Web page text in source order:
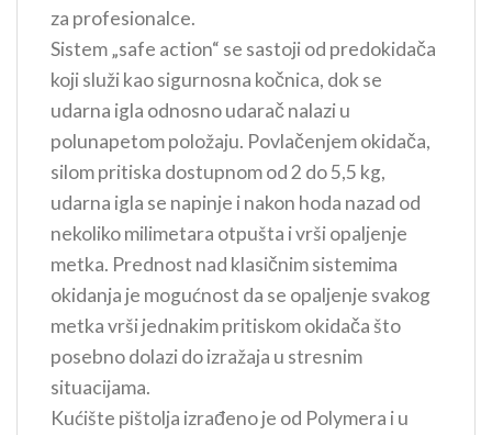
za profesionalce.
Sistem „safe action“ se sastoji od predokidača
koji služi kao sigurnosna kočnica, dok se
udarna igla odnosno udarač nalazi u
polunapetom položaju. Povlačenjem okidača,
silom pritiska dostupnom od 2 do 5,5 kg,
udarna igla se napinje i nakon hoda nazad od
nekoliko milimetara otpušta i vrši opaljenje
metka. Prednost nad klasičnim sistemima
okidanja je mogućnost da se opaljenje svakog
metka vrši jednakim pritiskom okidača što
posebno dolazi do izražaja u stresnim
situacijama.
Kućište pištolja izrađeno je od Polymera i u